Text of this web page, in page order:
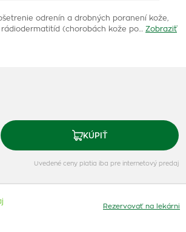
odrenín a drobných poranení kože,
(chorobách kože po…
Zobraziť
KÚPIŤ
Uvedené ceny platia iba pre internetový predaj
Rezervovať na lekárni